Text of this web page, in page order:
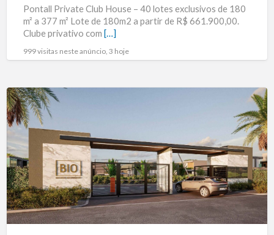
Pontall Private Club House – 40 lotes exclusivos de 180
m² a 377 m² Lote de 180m2 a partir de R$ 661.900,00.
Clube privativo com […]
999 visitas neste anúncio, 3 hoje
Bio
Recreio
Residences
–
Terrenos
unifamiliar
cujas
metragens
variam